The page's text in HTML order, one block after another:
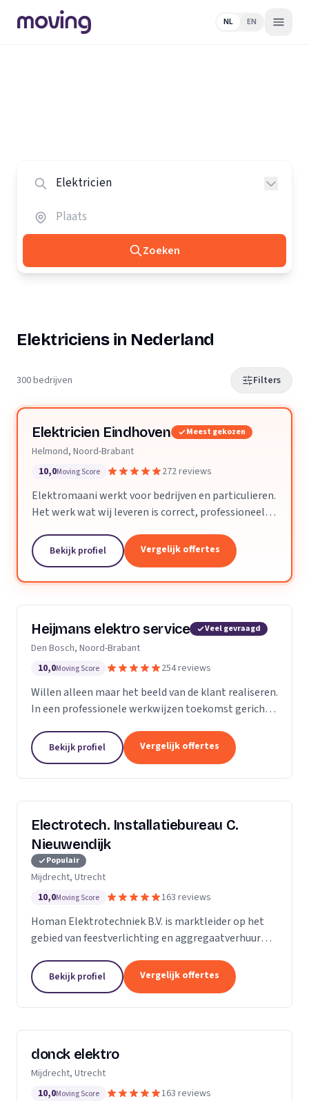
NL EN
Zoeken
Elektriciens in Nederland
300 bedrijven Filters
Elektricien Eindhoven Meest gekozen
Helmond, Noord-Brabant
10,0Moving Score 272 reviews
Elektromaani werkt voor bedrijven en particulieren.
Het werk wat wij leveren is correct, professioneel
of grote projecten zijn geen enkel probleem.
Bekijk profiel Vergelijk offertes
Heijmans elektro service Veel gevraagd
Den Bosch, Noord-Brabant
10,0Moving Score 254 reviews
Willen alleen maar het beeld van de klant realiseren.
In een professionele werkwijzen toekomst gericht.
toekomst.
Bekijk profiel Vergelijk offertes
Electrotech. Installatiebureau C.
Nieuwendijk
Populair
Mijdrecht, Utrecht
10,0Moving Score 163 reviews
Homan Elektrotechniek B.V. is marktleider op het
gebied van feestverlichting en aggregaatverhuur
energievoorziening van kermissen door heel
Nederland.
Bekijk profiel Vergelijk offertes
donck elektro
Mijdrecht, Utrecht
10,0Moving Score 163 reviews